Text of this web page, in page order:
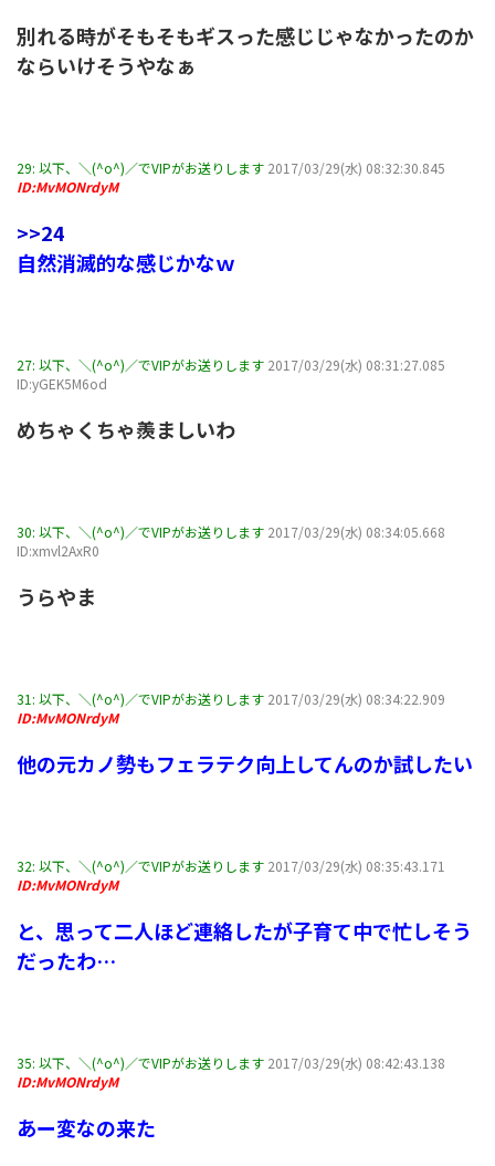
別れる時がそもそもギスった感じじゃなかったのか
ならいけそうやなぁ
29: 以下、＼(^o^)／でVIPがお送りします 2017/03/29(水) 08:32:30.845
ID:MvMONrdyM
>>24
自然消滅的な感じかなｗ
27: 以下、＼(^o^)／でVIPがお送りします 2017/03/29(水) 08:31:27.085
ID:yGEK5M6od
めちゃくちゃ羨ましいわ
30: 以下、＼(^o^)／でVIPがお送りします 2017/03/29(水) 08:34:05.668
ID:xmvl2AxR0
うらやま
31: 以下、＼(^o^)／でVIPがお送りします 2017/03/29(水) 08:34:22.909
ID:MvMONrdyM
他の元カノ勢もフェラテク向上してんのか試したい
32: 以下、＼(^o^)／でVIPがお送りします 2017/03/29(水) 08:35:43.171
ID:MvMONrdyM
と、思って二人ほど連絡したが子育て中で忙しそう
だったわ…
35: 以下、＼(^o^)／でVIPがお送りします 2017/03/29(水) 08:42:43.138
ID:MvMONrdyM
あー変なの来た